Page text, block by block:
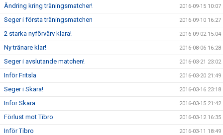
Ändring kring träningsmatcher! 2016-09-15 10:07
Seger i första träningsmatchen 2016-09-10 16:27
2 starka nyförvärv klara! 2016-09-02 15:04
Ny tränare klar! 2016-08-06 16:28
Seger i avslutande matchen! 2016-03-21 23:02
Inför Fritsla 2016-03-20 21:49
Seger i Skara! 2016-03-16 23:18
Inför Skara 2016-03-15 21:42
Förlust mot Tibro 2016-03-12 16:35
Inför Tibro 2016-03-11 18:49